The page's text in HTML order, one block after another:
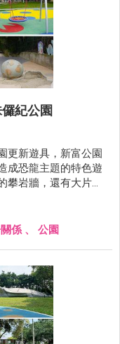
紀公園
更新遊具，新富公園
成恐龍主題的特色遊
岩牆，還有大片的
邊更有小朋友最喜歡
，讓孩子們玩得更開
富公園變身後有什
係 、 公園